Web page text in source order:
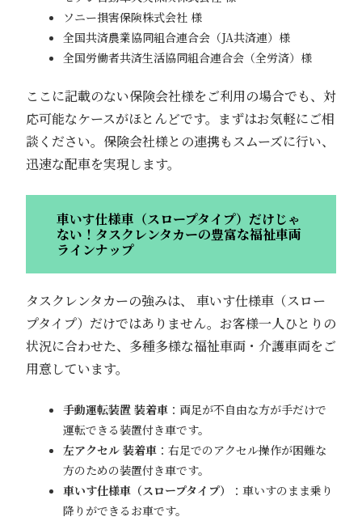
ソニー損害保険株式会社 様
全国共済農業協同組合連合会（JA共済連）様
全国労働者共済生活協同組合連合会（全労済）様
ここに記載のない保険会社様をご利用の場合でも、対
応可能なケースがほとんどです。まずはお気軽にご相
談ください。保険会社様との連携もスムーズに行い、
迅速な配車を実現します。
車いす仕様車（スロープタイプ）だけじゃ
ない！タスクレンタカーの豊富な福祉車両
ラインナップ
タスクレンタカーの強みは、 車いす仕様車（スロー
プタイプ）だけではありません。お客様一人ひとりの
状況に合わせた、多種多様な福祉車両・介護車両をご
用意しています。
手動運転装置 装着車：両足が不自由な方が手だけで
運転できる装置付き車です。
左アクセル 装着車：右足でのアクセル操作が困難な
方のための装置付き車です。
車いす仕様車（スロープタイプ）
：車いすのまま乗り
降りができるお車です。